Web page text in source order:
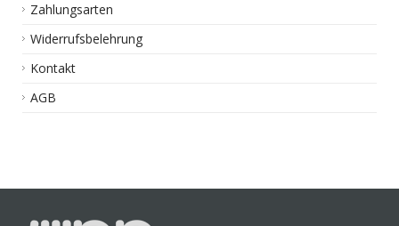
Zahlungsarten
Widerrufsbelehrung
Kontakt
AGB